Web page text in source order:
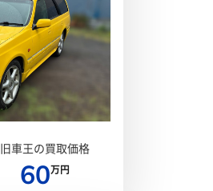
旧車王の買取価格
60万円